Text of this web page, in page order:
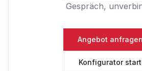
Gespräch,
Angebot anfragen
Konfigurator